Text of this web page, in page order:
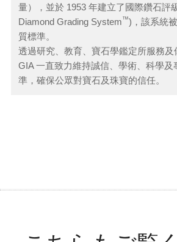
量），並於 1953 年建立了國際鑽石評
Diamond Grading System™)，該系統
質標準。
透過研究、教育、寶石學鑑定所服務及
GIA 一直致力維持誠信、學術、科學及
準，確保公眾對寶石及珠寶的信任。